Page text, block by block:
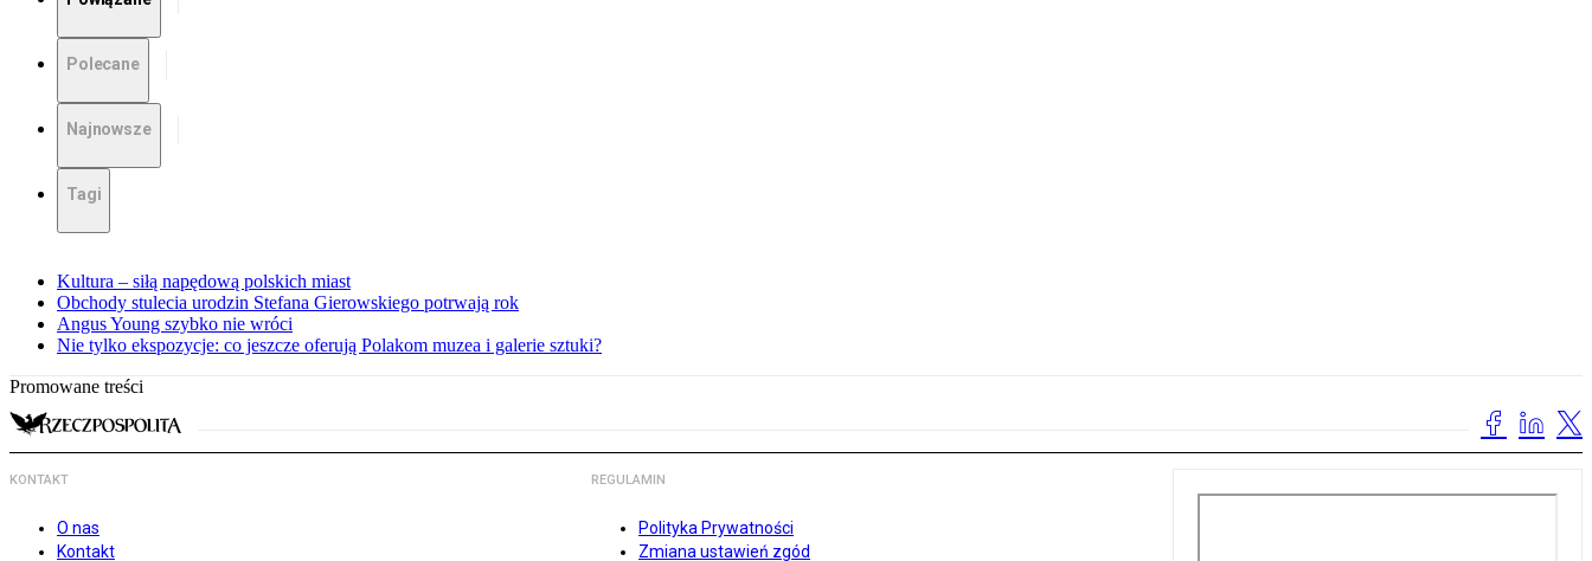
Polecane
Najnowsze
Tagi
Kultura – siłą napędową polskich miast
Obchody stulecia urodzin Stefana Gierowskiego potrwają rok
Angus Young szybko nie wróci
Nie tylko ekspozycje: co jeszcze oferują Polakom muzea i galerie sztuki?
Promowane treści
KONTAKT
O nas
Kontakt
REGULAMIN
Polityka Prywatności
Zmiana ustawień zgód